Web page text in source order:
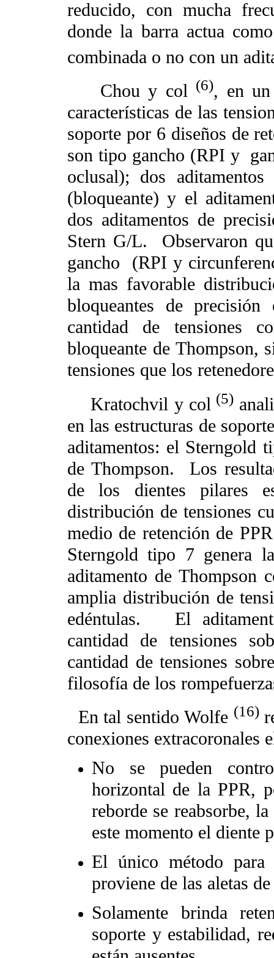
reducido, con mucha
donde la barra actua
combinada o no con un
Chou y col (6), en un
características de las
soporte por 6 diseños de
son tipo gancho (RPI y
oclusal); dos
(bloqueante) y el
dos aditamentos de
Stern G/L.
Observaron
gancho
(RPI y
la mas favorable
bloqueantes de precisión
cantidad de tensiones
bloqueante de Thompson,
tensiones que los
Kratochvil y col (5)
en las estructuras de
aditamentos: el Sterngold
de Thompson.
Los
de los dientes pilares
distribución de tensiones
medio de retención de PPR
Sterngold tipo 7 genera
aditamento de Thompson
amplia distribución de
edéntulas.
El
cantidad de tensiones
cantidad de tensiones
filosofía de los
En tal sentido Wolfe (16)
conexiones extracoronales
No se pueden
horizontal de la PPR,
reborde se reabsorbe,
este momento el diente
El único método
proviene de las aletas
Solamente brinda
soporte y estabilidad,